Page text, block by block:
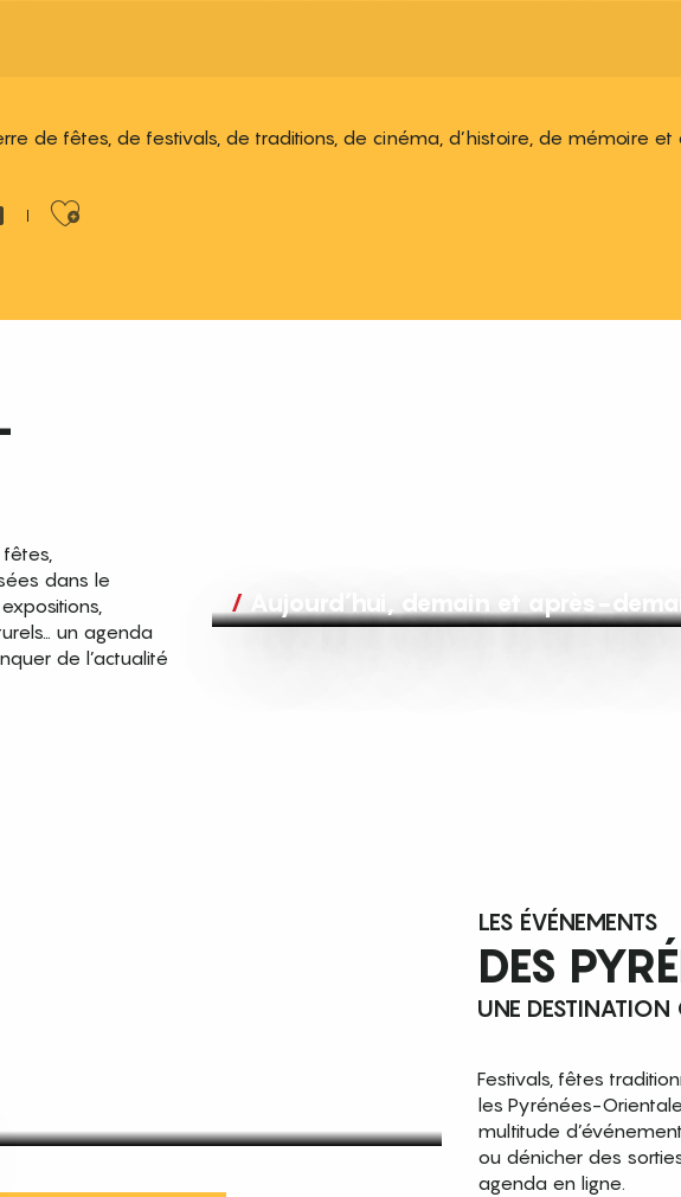
de fêtes, de festivals, de traditions, de cinéma, d’histoire, de mémoire et
Ajouter aux favoris
dans le
un agenda
de l’actualité
Aujourd’hui, demain et après-
LES ÉVÉNEMENTS
DES
UNE DESTINATION
Festivals, fêtes
les Pyrénées-
multitude
ou dénicher des
agenda en ligne.